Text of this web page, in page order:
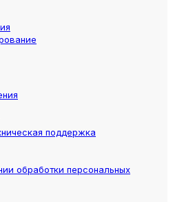
поддержка
обработки персональных